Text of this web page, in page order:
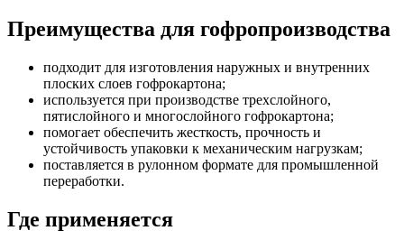
Преимущества для гофропроизводства
подходит для изготовления наружных и внутренних
плоских слоев гофрокартона;
используется при производстве трехслойного,
пятислойного и многослойного гофрокартона;
помогает обеспечить жесткость, прочность и
устойчивость упаковки к механическим нагрузкам;
поставляется в рулонном формате для промышленной
переработки.
Где применяется